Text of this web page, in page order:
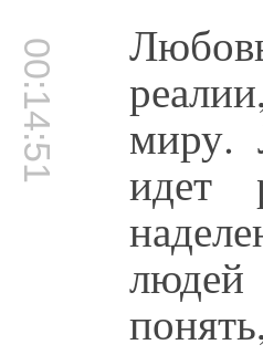
00:14:51 миру.
идет
людей